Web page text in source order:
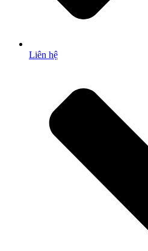
Liên hệ